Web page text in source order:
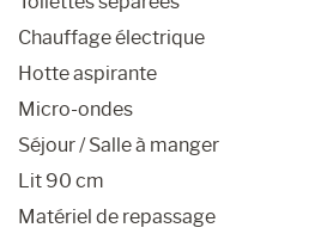
Chauffage électrique
Hotte aspirante
Micro-ondes
Séjour / Salle à manger
Lit 90 cm
Matériel de repassage